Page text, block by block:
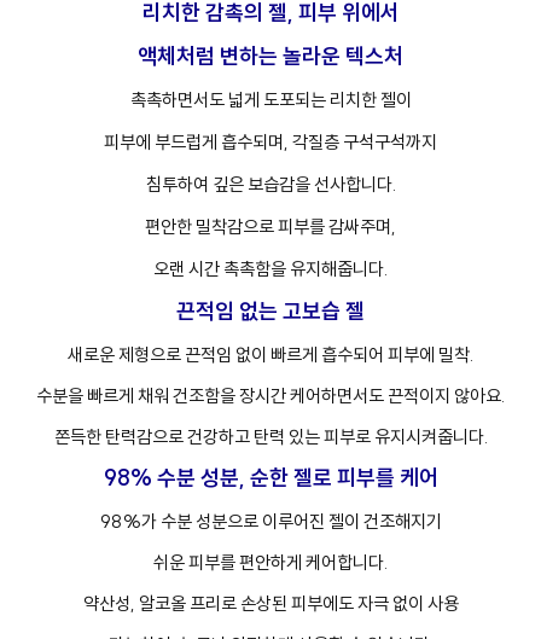
리치한 감촉의 젤, 피부 위에서
액체처럼 변하는 놀라운 텍스처
촉촉하면서도 넓게 도포되는 리치한 젤이
피부에 부드럽게 흡수되며, 각질층 구석구석까지
침투하여 깊은 보습감을 선사합니다.
편안한 밀착감으로 피부를 감싸주며,
오랜 시간 촉촉함을 유지해줍니다.
끈적임 없는 고보습 젤
새로운 제형으로 끈적임 없이 빠르게 흡수되어 피부에 밀착.
수분을 빠르게 채워 건조함을 장시간 케어하면서도 끈적이지 않아요.
쫀득한 탄력감으로 건강하고 탄력 있는 피부로 유지시켜줍니다.
98% 수분 성분, 순한 젤로 피부를 케어
98%가 수분 성분으로 이루어진 젤이 건조해지기
쉬운 피부를 편안하게 케어합니다.
약산성, 알코올 프리로 손상된 피부에도 자극 없이 사용